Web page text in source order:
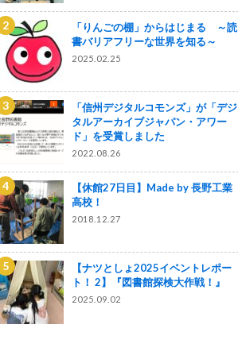
「りんごの棚」からはじまる ～読
書バリアフリーな世界を知る～
2025.02.25
「信州デジタルコモンズ」が「デジ
タルアーカイブジャパン・アワー
ド」を受賞しました
2022.08.26
【休館27日目】Made by 長野工業
高校！
2018.12.27
【ナツとしょ2025イベントレポー
ト！ 2】『図書館探検大作戦！』
2025.09.02